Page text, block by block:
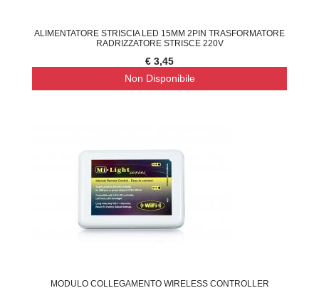
ALIMENTATORE STRISCIA LED 15MM 2PIN TRASFORMATORE
RADRIZZATORE STRISCE 220V
€ 3,45
Non Disponibile
MODULO COLLEGAMENTO WIRELESS CONTROLLER